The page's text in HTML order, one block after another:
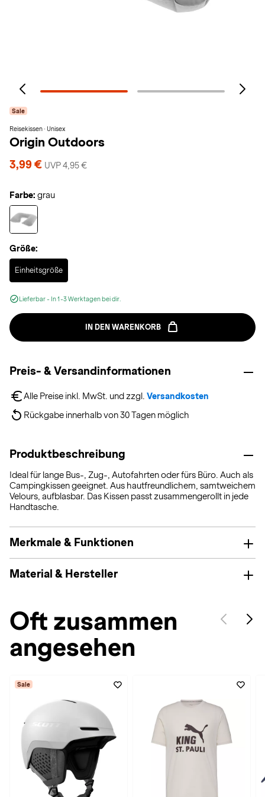
Sale
Reisekissen · Unisex
Origin Outdoors
3,99 € UVP 4,95 €
Farbe: grau
Größe:
Einheitsgröße
Selected
Lieferbar - In 1-3 Werktagen bei dir.
IN DEN WARENKORB
Preis- & Versandinformationen
Alle Preise inkl. MwSt. und zzgl. Versandkosten
Rückgabe innerhalb von 30 Tagen möglich
Produktbeschreibung
Ideal für lange Bus-, Zug-, Autofahrten oder fürs Büro. Auch als
Campingkissen geeignet. Aus hautfreundlichem, samtweichem
Velours, aufblasbar. Das Kissen passt zusammengerollt in jede
Handtasche.
Merkmale & Funktionen
Material & Hersteller
Oft zusammen
angesehen
Sale